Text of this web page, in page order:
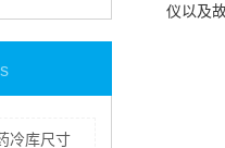
冷库尺寸
仪以及